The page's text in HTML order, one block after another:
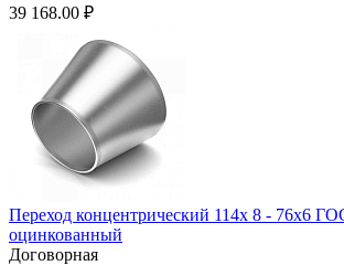
39 168.00 ₽
Переход концентрический 114х 8 - 76х6
оцинкованный
Договорная